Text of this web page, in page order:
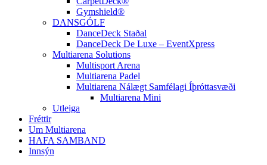
Gymshield®
DANSGÓLF
DanceDeck Staðal
DanceDeck De Luxe – EventXpress
Multiarena Solutions
Multisport Arena
Multiarena Padel
Multiarena Nálægt Samfélagi Íþróttasvæði
Multiarena Mini
Utleiga
Fréttir
Um Multiarena
HAFA SAMBAND
Innsýn